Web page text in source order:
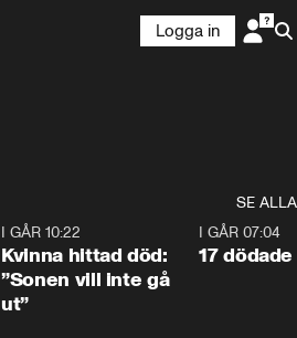
Logga in
SE ALLA
I GÅR 10:22
Kvinna hittad död:
”Sonen vill inte gå
ut”
I GÅR 07:04
17